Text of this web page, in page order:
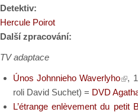
Detektiv:
Hercule Poirot
Další zpracování:
TV adaptace
Únos Johnnieho Waverlyho
,
roli David Suchet) = DVD
L’étrange enlèvement du petit